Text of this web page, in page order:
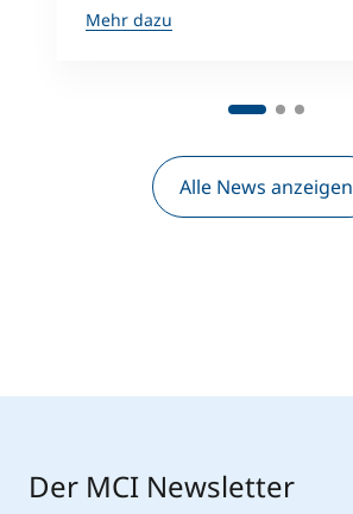
Mehr dazu
Alle News anzeigen
Der MCI Newsletter